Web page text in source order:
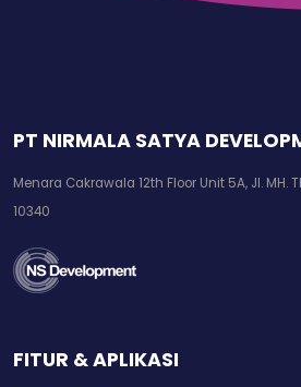
PT NIRMALA SATYA
Menara Cakrawala 12th Floor Unit 5A, Jl. MH.
10340
FITUR & APLIKASI